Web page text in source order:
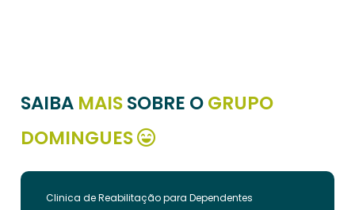
SAIBA MAISSOBRE OGRUPO
DOMINGUES
Clinica de Reabilitação para Dependentes